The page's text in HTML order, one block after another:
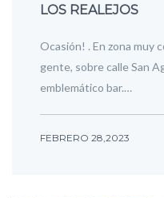
LOS REALEJOS
Ocasión! . En zona muy
gente, sobre calle San
emblemático bar.…
FEBRERO 28,2023